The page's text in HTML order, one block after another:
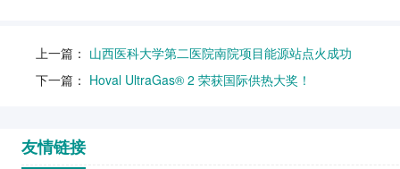
上一篇： 山西医科大学第二医院南院项目能源站点火成功
下一篇： Hoval UltraGas® 2 荣获国际供热大奖！
友情链接